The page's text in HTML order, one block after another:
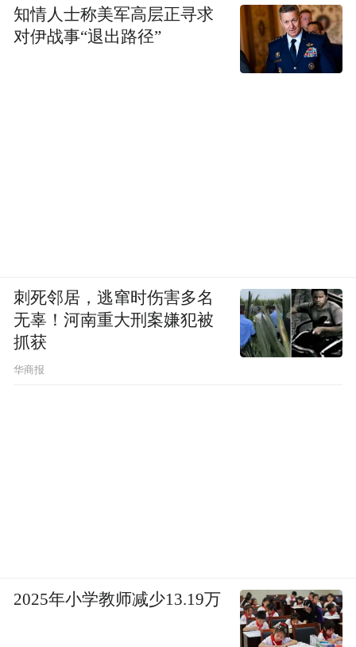
知情人士称美军高层正寻求
对伊战事“退出路径”
刺死邻居，逃窜时伤害多名
无辜！河南重大刑案嫌犯被
抓获
华商报
2025年小学教师减少13.19万